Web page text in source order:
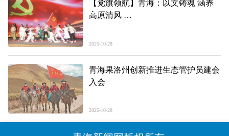
【党旗领航】青海：以文铸魂 涵养
高原清风
2025-10-28
青海果洛州创新推进生态管护员建会
入会
2025-10-28